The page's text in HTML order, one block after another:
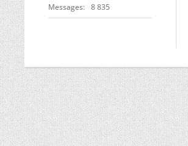
Messages 8 835